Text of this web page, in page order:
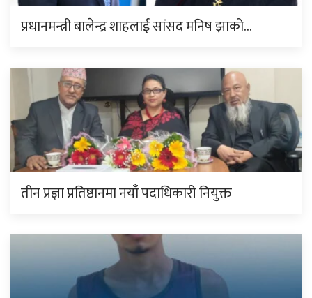
प्रधानमन्त्री बालेन्द्र शाहलाई सांसद मनिष झाको…
तीन प्रज्ञा प्रतिष्ठानमा नयाँ पदाधिकारी नियुक्त